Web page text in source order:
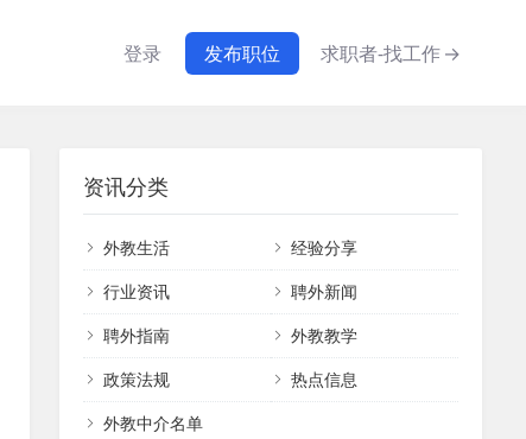
登录 发布职位 求职者-找工作→
资讯分类
外教生活
经验分享
行业资讯
聘外新闻
聘外指南
外教教学
政策法规
热点信息
外教中介名单